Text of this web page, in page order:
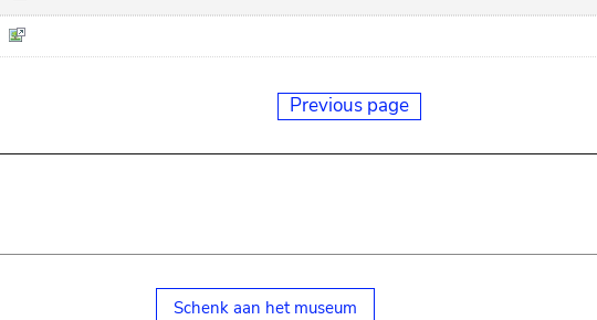
Previous page
Schenk aan het museum